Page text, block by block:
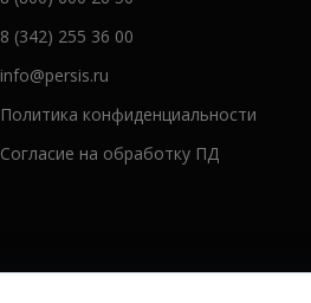
8 (342) 255 36 00
info@persis.ru
Политика конфиденциальности
Согласие на обработку ПД